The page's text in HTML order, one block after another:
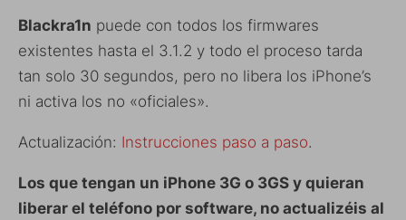
Blackra1n puede con todos los firmwares
existentes hasta el 3.1.2 y todo el proceso tarda
tan solo 30 segundos, pero no libera los iPhone’s
ni activa los no «oficiales».
Actualización: Instrucciones paso a paso.
Los que tengan un iPhone 3G o 3GS y quieran
liberar el teléfono por software, no actualizéis al